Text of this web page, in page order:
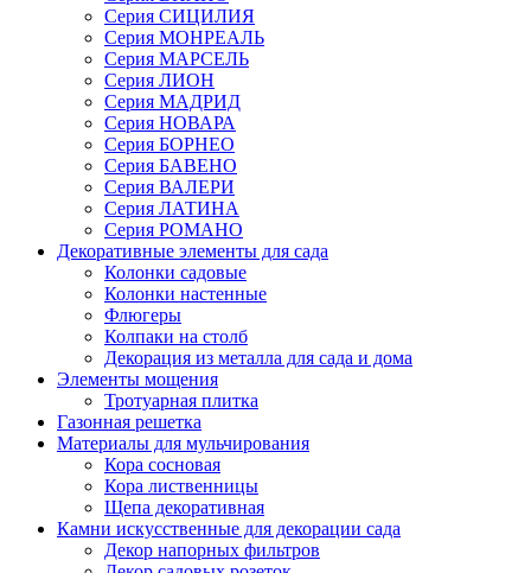
Серия СИЦИЛИЯ
Серия МОНРЕАЛЬ
Серия МАРСЕЛЬ
Серия ЛИОН
Серия МАДРИД
Серия НОВАРА
Серия БОРНЕО
Серия БАВЕНО
Серия ВАЛЕРИ
Серия ЛАТИНА
Серия РОМАНО
Декоративные элементы для сада
Колонки садовые
Колонки настенные
Флюгеры
Колпаки на столб
Декорация из металла для сада и дома
Элементы мощения
Тротуарная плитка
Газонная решетка
Материалы для мульчирования
Кора сосновая
Кора лиственницы
Щепа декоративная
Камни искусственные для декорации сада
Декор напорных фильтров